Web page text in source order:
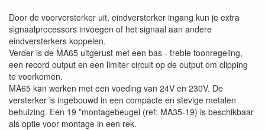
Door de voorversterker uit, eindversterker ingang kun je extra
signaalprocessors invoegen of het signaal aan andere
eindversterkers koppelen.
Verder is de MA65 uitgerust met een bas - treble toonregeling,
een record output en een limiter circuit op de output om clipping
te voorkomen.
MA65 kan werken met een voeding van 24V en 230V. De
versterker is ingebouwd in een compacte en stevige metalen
behuizing. Een 19 ”montagebeugel (ref: MA35-19) is beschikbaar
als optie voor montage in een rek.